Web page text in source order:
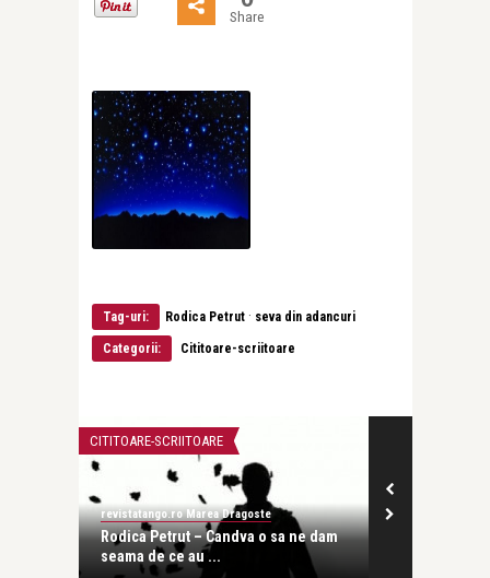
Share
Tag-uri: Rodica Petrut · seva din adancuri
Categorii: Cititoare-scriitoare
CITITOARE-SCRIITOARE
revistatango.ro Marea Dragoste
Rodica Petrut – Candva o sa ne dam
seama de ce au ...